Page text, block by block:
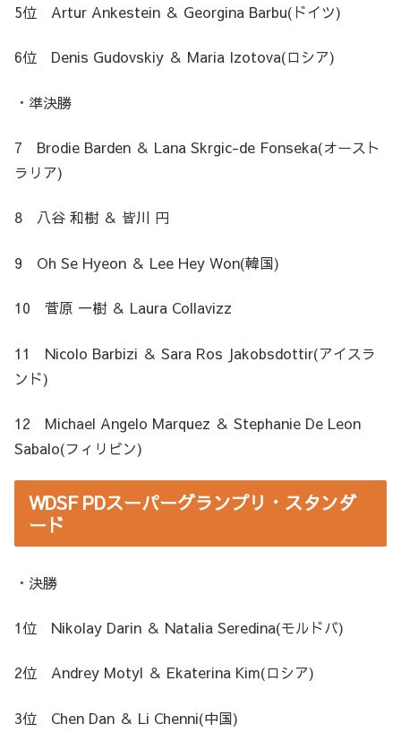
5位 Artur Ankestein ＆ Georgina Barbu(ドイツ)
6位 Denis Gudovskiy ＆ Maria Izotova(ロシア)
・準決勝
7 Brodie Barden ＆ Lana Skrgic-de Fonseka(オースト
ラリア)
8 八谷 和樹 ＆ 皆川 円
9 Oh Se Hyeon ＆ Lee Hey Won(韓国)
10 菅原 一樹 ＆ Laura Collavizz
11 Nicolo Barbizi ＆ Sara Ros Jakobsdottir(アイスラ
ンド)
12 Michael Angelo Marquez ＆ Stephanie De Leon
Sabalo(フィリピン)
WDSF PDスーパーグランプリ・スタンダ
ード
・決勝
1位 Nikolay Darin ＆ Natalia Seredina(モルドバ)
2位 Andrey Motyl ＆ Ekaterina Kim(ロシア)
3位 Chen Dan ＆ Li Chenni(中国)